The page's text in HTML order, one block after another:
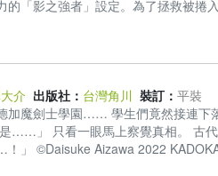
的「影之強者」設定。為了拯救被
被他在市場中撒下的大網困住後，
Sakano 2022©Daisuke Aizawa
介 出版社： 台灣角川 裝訂： 平裝
加魔劍士學園…… 學生們竟然接連下
」 只看一眼馬上察覺真相。 古代
」 ©Daisuke Aizawa 2022
成為小說家吧」人氣作品令人期待